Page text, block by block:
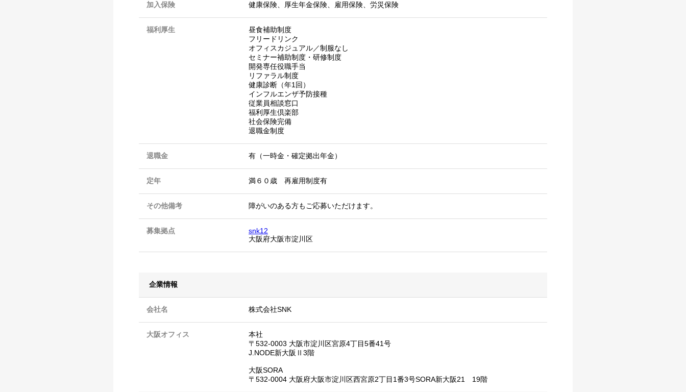
加入保険 健康保険、厚生年金保険、雇用保険、労災保険
福利厚生
昼食補助制度
フリードリンク
オフィスカジュアル／制服なし
セミナー補助制度・研修制度
開発専任役職手当
リファラル制度
健康診断（年1回）
インフルエンザ予防接種
従業員相談窓口
福利厚生倶楽部
社会保険完備
退職金制度
退職金 有（一時金・確定拠出年金）
定年 満６０歳 再雇用制度有
その他備考 障がいのある方もご応募いただけます。
募集拠点
snk12
大阪府大阪市淀川区
企業情報
会社名 株式会社SNK
大阪オフィス
本社
〒532-0003 大阪市淀川区宮原4丁目5番41号
J.NODE新大阪Ⅱ3階
大阪SORA
〒532-0004 大阪府大阪市淀川区西宮原2丁目1番3号SORA新大阪21 19階